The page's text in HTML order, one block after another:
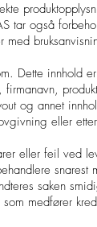
tar også
Dette innhold er
og annet
eller
eller feil ved
saken
medfører